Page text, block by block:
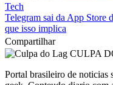
Tech
Telegram sai da App Store
que isso implica
Compartilhar
CULPA
Portal brasileiro de noticias